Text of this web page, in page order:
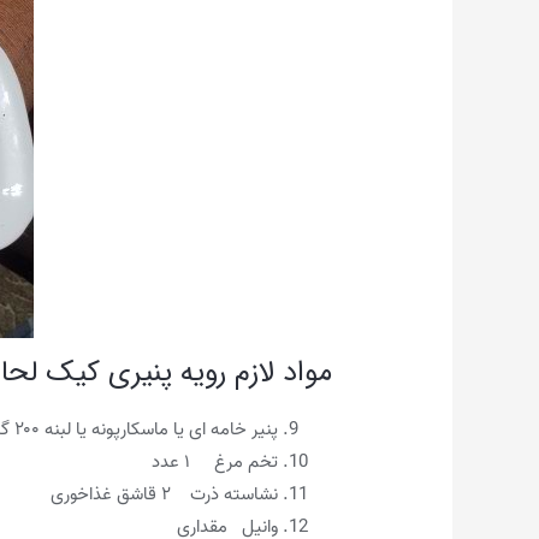
مواد لازم رویه پنیری کیک
پنیر خامه ای یا ماسکارپونه یا لبنه ۲۰۰ گرم
تخم مرغ ۱ عدد
نشاسته ذرت ۲ قاشق غذاخوری
وانیل مقداری